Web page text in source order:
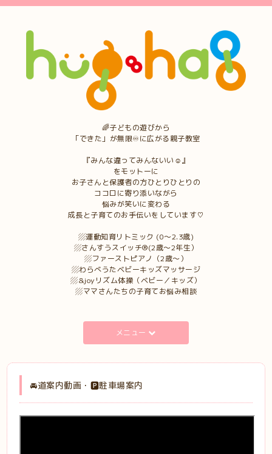
🌈子どもの遊びから
「できた」が無限♾に広がる親子教室
『みんな違ってみんないい☺︎』
をモットーに
お子さんと保護者の方ひとりひとりの
ココロに寄り添いながら
悩みが笑いに変わる
成長と子育てのお手伝いをしています♡
▨運動知育リトミック (0〜2.3歳)
▨さんすうスイッチ®︎(2歳〜2年生）
▨ファーストピアノ（2歳〜）
▨わらべうたベビーキッズマッサージ
▨&joyリズム体操（ベビー／キッズ）
▨ママさんたちの子育てお悩み相談
メニュー
🚘道案内動画・🅿️駐車場案内